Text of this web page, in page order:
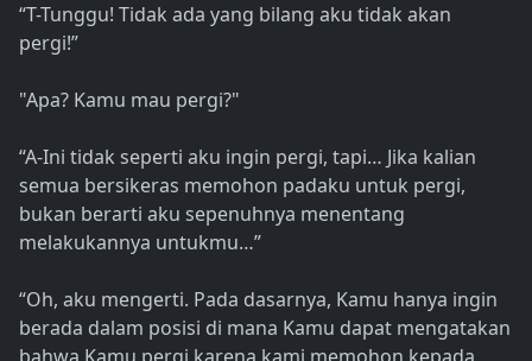
“T-Tunggu! Tidak ada yang bilang aku tidak akan
pergi!”
"Apa? Kamu mau pergi?"
“A-Ini tidak seperti aku ingin pergi, tapi… Jika kalian
semua bersikeras memohon padaku untuk pergi,
bukan berarti aku sepenuhnya menentang
melakukannya untukmu…”
“Oh, aku mengerti. Pada dasarnya, Kamu hanya ingin
berada dalam posisi di mana Kamu dapat mengatakan